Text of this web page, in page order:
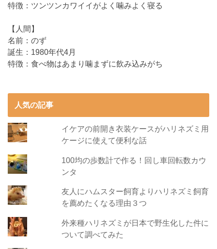
特徴：ツンツンカワイイがよく噛みよく寝る
【人間】
名前：のず
誕生：1980年代4月
特徴：食べ物はあまり噛まずに飲み込みがち
人気の記事
イケアの前開き衣装ケースがハリネズミ用
ケージに使えて便利な話
100均の歩数計で作る！回し車回転数カウ
ンタ
友人にハムスター飼育よりハリネズミ飼育
を薦めたくなる理由３つ
外来種ハリネズミが日本で野生化した件に
ついて調べてみた